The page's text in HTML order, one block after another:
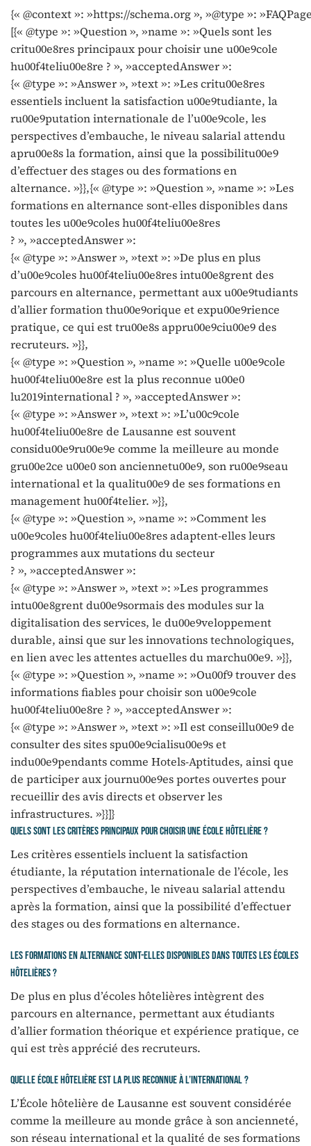
{« @context »: »https://schema.org », »@type »:
[{« @type »: »Question », »name »: »Quels sont les
critu00e8res principaux pour choisir une u00e9cole
hu00f4teliu00e8re ? », »acceptedAnswer »:
{« @type »: »Answer », »text »: »Les critu00e8res
essentiels incluent la satisfaction u00e9tudiante, la
ru00e9putation internationale de l’u00e9cole, les
perspectives d’embauche, le niveau salarial attendu
apru00e8s la formation, ainsi que la possibilitu00e9
d’effectuer des stages ou des formations en
alternance. »}},{« @type »: »Question », »name »: »Les
formations en alternance sont-elles disponibles dans
toutes les u00e9coles hu00f4teliu00e8res
? », »acceptedAnswer »:
{« @type »: »Answer », »text »: »De plus en plus
d’u00e9coles hu00f4teliu00e8res intu00e8grent des
parcours en alternance, permettant aux u00e9tudiants
d’allier formation thu00e9orique et expu00e9rience
pratique, ce qui est tru00e8s appru00e9ciu00e9 des
recruteurs. »}},
{« @type »: »Question », »name »: »Quelle u00e9cole
hu00f4teliu00e8re est la plus reconnue u00e0
lu2019international ? », »acceptedAnswer »:
{« @type »: »Answer », »text »: »L’u00c9cole
hu00f4teliu00e8re de Lausanne est souvent
considu00e9ru00e9e comme la meilleure au monde
gru00e2ce u00e0 son anciennetu00e9, son ru00e9seau
international et la qualitu00e9 de ses formations en
management hu00f4telier. »}},
{« @type »: »Question », »name »: »Comment les
u00e9coles hu00f4teliu00e8res adaptent-elles leurs
programmes aux mutations du secteur
? », »acceptedAnswer »:
{« @type »: »Answer », »text »: »Les programmes
intu00e8grent du00e9sormais des modules sur la
digitalisation des services, le du00e9veloppement
durable, ainsi que sur les innovations technologiques,
en lien avec les attentes actuelles du marchu00e9. »}},
{« @type »: »Question », »name »: »Ou00f9 trouver des
informations fiables pour choisir son u00e9cole
hu00f4teliu00e8re ? », »acceptedAnswer »:
{« @type »: »Answer », »text »: »Il est conseillu00e9 de
consulter des sites spu00e9cialisu00e9s et
indu00e9pendants comme Hotels-Aptitudes, ainsi que
de participer aux journu00e9es portes ouvertes pour
recueillir des avis directs et observer les
infrastructures. »}}]}
Quels sont les critères principaux pour choisir une école hôtelière ?
Les critères essentiels incluent la satisfaction
étudiante, la réputation internationale de l’école, les
perspectives d’embauche, le niveau salarial attendu
après la formation, ainsi que la possibilité d’effectuer
des stages ou des formations en alternance.
Les formations en alternance sont-elles disponibles dans toutes les écoles
hôtelières ?
De plus en plus d’écoles hôtelières intègrent des
parcours en alternance, permettant aux étudiants
d’allier formation théorique et expérience pratique, ce
qui est très apprécié des recruteurs.
Quelle école hôtelière est la plus reconnue à l’international ?
L’École hôtelière de Lausanne est souvent considérée
comme la meilleure au monde grâce à son ancienneté,
son réseau international et la qualité de ses formations